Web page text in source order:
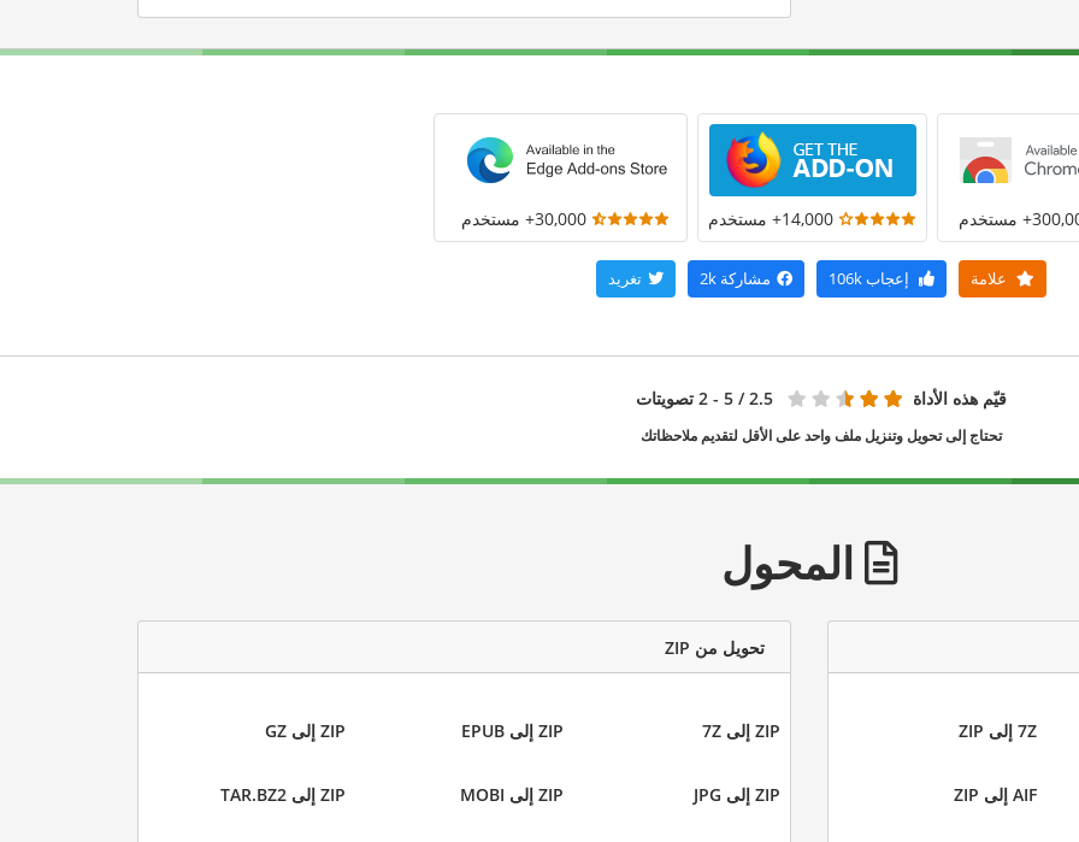
مستخدم 14,000+ مستخدم 30,000+ مستخدم
علامة إعجاب مشاركة 2k تغريد
قيّم هذه الأداة 2.5 / 5 - 2 تصويتات
تحتاج إلى تحويل وتنزيل ملف واحد على الأقل لتقديم ملاحظاتك
المحول
7Z إلى ZIP
AIF إلى ZIP
تحويل من ZIP
ZIP إلى 7Z ZIP إلى EPUB ZIP إلى GZ
ZIP إلى JPG ZIP إلى MOBI ZIP إلى TAR.BZ2